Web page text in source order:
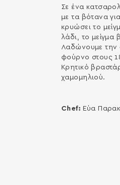
Σε ένα
με τα βότανα
κρυώσει το
λάδι, το μείγμα
Λαδώνουμε την
φούρνο στους
Κρητικό
χαμομηλιού.
Chef: Εύα